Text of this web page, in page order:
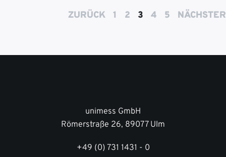
ZURÜCK 1 2 3 4 5 NÄCHSTER
unimess GmbH
Römerstraße 26, 89077 Ulm
+49 (0) 731 1431 - 0